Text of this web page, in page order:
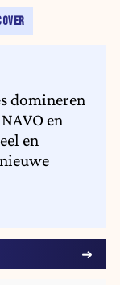
domineren
en
en